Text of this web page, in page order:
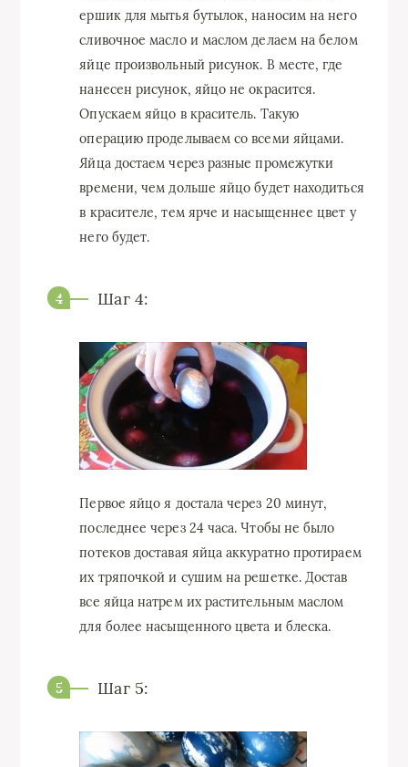
ершик для мытья бутылок, наносим на него
сливочное масло и маслом делаем на белом
яйце произвольный рисунок. В месте, где
нанесен рисунок, яйцо не окрасится.
Опускаем яйцо в краситель. Такую
операцию проделываем со всеми яйцами.
Яйца достаем через разные промежутки
времени, чем дольше яйцо будет находиться
в красителе, тем ярче и насыщеннее цвет у
него будет.
Шаг 4:
Первое яйцо я достала через 20 минут,
последнее через 24 часа. Чтобы не было
потеков доставая яйца аккуратно протираем
их тряпочкой и сушим на решетке. Достав
все яйца натрем их растительным маслом
для более насыщенного цвета и блеска.
Шаг 5: